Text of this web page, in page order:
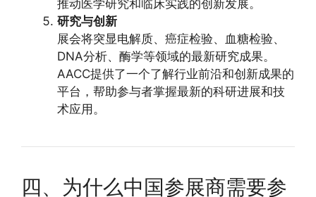
推动医学研究和临床实践的创新发展。
研究与创新
展会将突显电解质、癌症检验、血糖检验、
DNA分析、酶学等领域的最新研究成果。
AACC提供了一个了解行业前沿和创新成果的
平台，帮助参与者掌握最新的科研进展和技
术应用。
四、为什么中国参展商需要参